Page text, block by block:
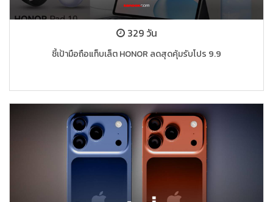
329 วัน
ชี้เป้ามือถือแท็บเล็ต HONOR ลดสุดคุ้มรับโปร 9.9